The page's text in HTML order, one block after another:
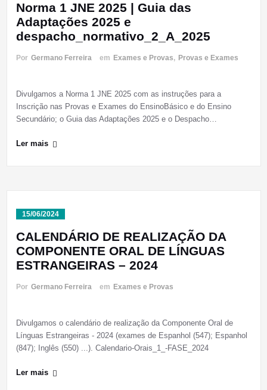
Norma 1 JNE 2025 | Guia das
Adaptações 2025 e
despacho_normativo_2_A_2025
Por Germano Ferreira em Exames e Provas, Provas e Exames
Divulgamos a Norma 1 JNE 2025 com as instruções para a
Inscrição nas Provas e Exames do EnsinoBásico e do Ensino
Secundário; o Guia das Adaptações 2025 e o Despacho…
Ler mais
15/06/2024
CALENDÁRIO DE REALIZAÇÃO DA
COMPONENTE ORAL DE LÍNGUAS
ESTRANGEIRAS – 2024
Por Germano Ferreira em Exames e Provas
Divulgamos o calendário de realização da Componente Oral de
Línguas Estrangeiras - 2024 (exames de Espanhol (547); Espanhol
(847); Inglês (550) ...). Calendario-Orais_1_-FASE_2024
Ler mais